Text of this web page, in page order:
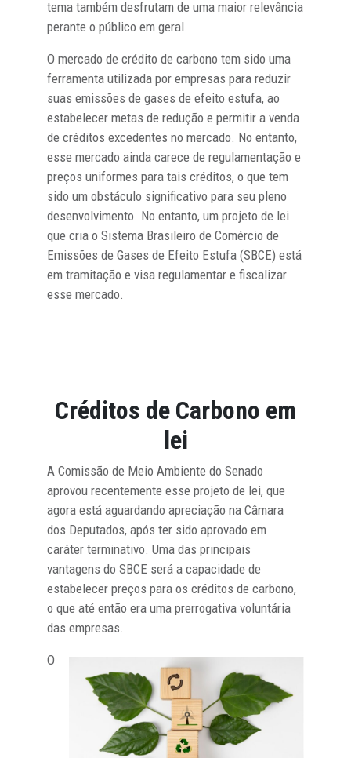
tema também desfrutam de uma maior relevância
perante o público em geral.
O mercado de crédito de carbono tem sido uma
ferramenta utilizada por empresas para reduzir
suas emissões de gases de efeito estufa, ao
estabelecer metas de redução e permitir a venda
de créditos excedentes no mercado. No entanto,
esse mercado ainda carece de regulamentação e
preços uniformes para tais créditos, o que tem
sido um obstáculo significativo para seu pleno
desenvolvimento. No entanto, um projeto de lei
que cria o Sistema Brasileiro de Comércio de
Emissões de Gases de Efeito Estufa (SBCE) está
em tramitação e visa regulamentar e fiscalizar
esse mercado.
Créditos de Carbono em
lei
A Comissão de Meio Ambiente do Senado
aprovou recentemente esse projeto de lei, que
agora está aguardando apreciação na Câmara
dos Deputados, após ter sido aprovado em
caráter terminativo. Uma das principais
vantagens do SBCE será a capacidade de
estabelecer preços para os créditos de carbono,
o que até então era uma prerrogativa voluntária
das empresas.
O